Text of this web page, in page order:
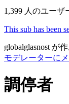
1,399 人のユーザ
This sub has been
globalglasnost が
モデレーターに
調停者